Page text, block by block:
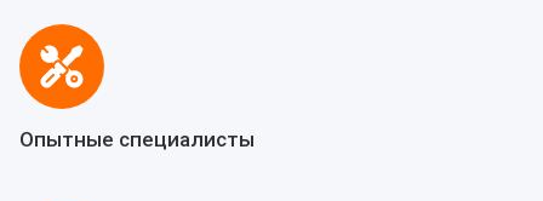
Опытные специалисты